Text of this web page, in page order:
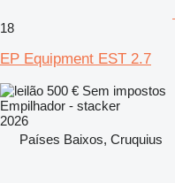
18
EP Equipment EST 2.7
500 € Sem impostos
Empilhador - stacker
2026
Países Baixos, Cruquius